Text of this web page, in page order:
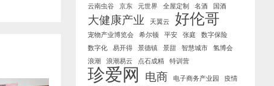
云南虫谷 京东 元世界 全屋定制 名酒 国酒
大健康产业 天翼云 好伦哥
宠物产业博览会 希尔顿 平安 张庭
数字保险
数字化 易开得 景德镇 景甜 智慧城市 氢博会
浪潮 浪潮易云 点石成精 特训营
珍爱网 电商 电子商务产业园
疫情